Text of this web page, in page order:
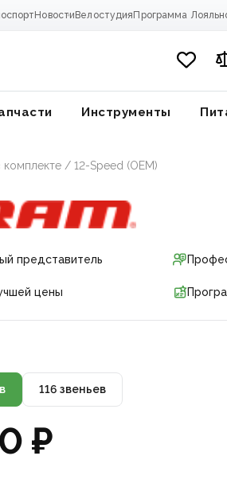
Новости Велостудия Программа
Инструменты
комплекте / 12-Speed (OEM)
представитель
цены
116 звеньев
₽